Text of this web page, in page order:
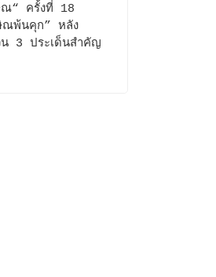
ณ“ ครั้งที่ 18
ณพ้นคุก” หลัง
3 ประเด็นสำคัญ